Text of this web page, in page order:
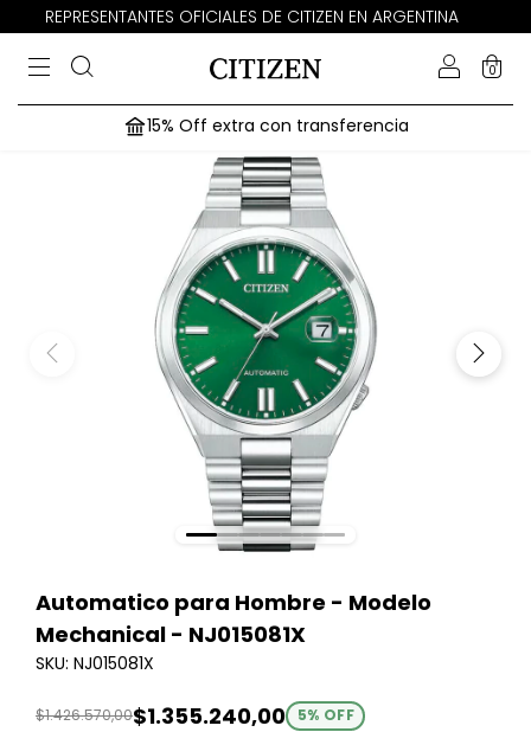
REPRESENTANTES OFICIALES DE CITIZEN EN ARGENTINA
0
15% Off extra con transferencia
Automatico para Hombre - Modelo
Mechanical - NJ015081X
SKU: NJ015081X
$1.426.570,00$1.355.240,00 5% OFF